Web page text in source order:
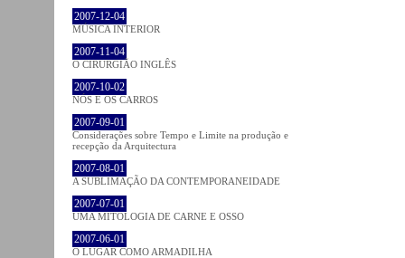
2007-12-04
MÚSICA INTERIOR
2007-11-04
O CIRURGIÃO INGLÊS
2007-10-02
NÓS E OS CARROS
2007-09-01
Considerações sobre Tempo e Limite na produção e
recepção da Arquitectura
2007-08-01
A SUBLIMAÇÃO DA CONTEMPORANEIDADE
2007-07-01
UMA MITOLOGIA DE CARNE E OSSO
2007-06-01
O LUGAR COMO ARMADILHA